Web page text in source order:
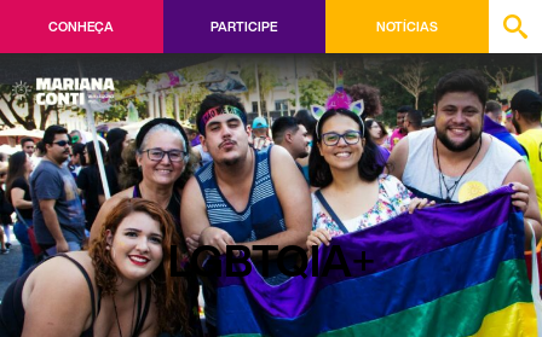
CONHEÇA PARTICIPE NOTÍCIAS
LGBTQIA+